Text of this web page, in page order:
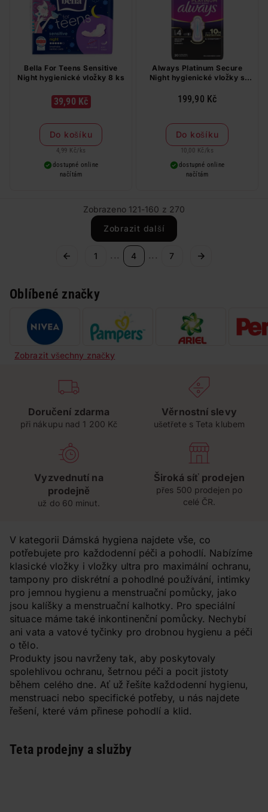
Bella For Teens Sensitive
Night hygienické vložky 8 ks
39,90 Kč
Do košíku
4,99 Kč/ ks
dostupné online
načítám
Always Platinum Secure
Night hygienické vložky s
199,90 Kč
Do košíku
10,00 Kč / ks
dostupné online
načítám
Zobrazeno 121-160 z 270
Zobrazit další
1 ... 4 ... 7
Oblíbené značky
Zobrazit všechny značky
Doručení zdarma
při nákupu nad 1 200 Kč
Věrnostní slevy
ušetřete s Teta klubem
Vyzvednutí na
prodejně
už do 60 minut.
Široká síť prodejen
přes 500 prodejen po
celé ČR.
V kategorii Dámská hygiena najdete vše, co
potřebujete pro každodenní péči a pohodlí. Nabízíme
klasické vložky i vložky ultra pro maximální ochranu,
tampony pro diskrétní a pohodlné používání, intimky
pro jemnou hygienu a menstruační pomůcky, jako
jsou kalíšky a menstruační kalhotky. Pro speciální
situace máme také inkontinenční pomůcky. Nechybí
ani vata a vatové tyčinky pro drobnou hygienu a péči
o tělo.
Produkty jsou navrženy tak, aby poskytovaly
spolehlivou ochranu, šetrnou péči a pocit jistoty
během celého dne. Ať už řešíte každodenní hygienu,
menstruaci nebo specifické potřeby, u nás najdete
řešení, které vám přinese pohodlí a klid.
Teta prodejny a služby